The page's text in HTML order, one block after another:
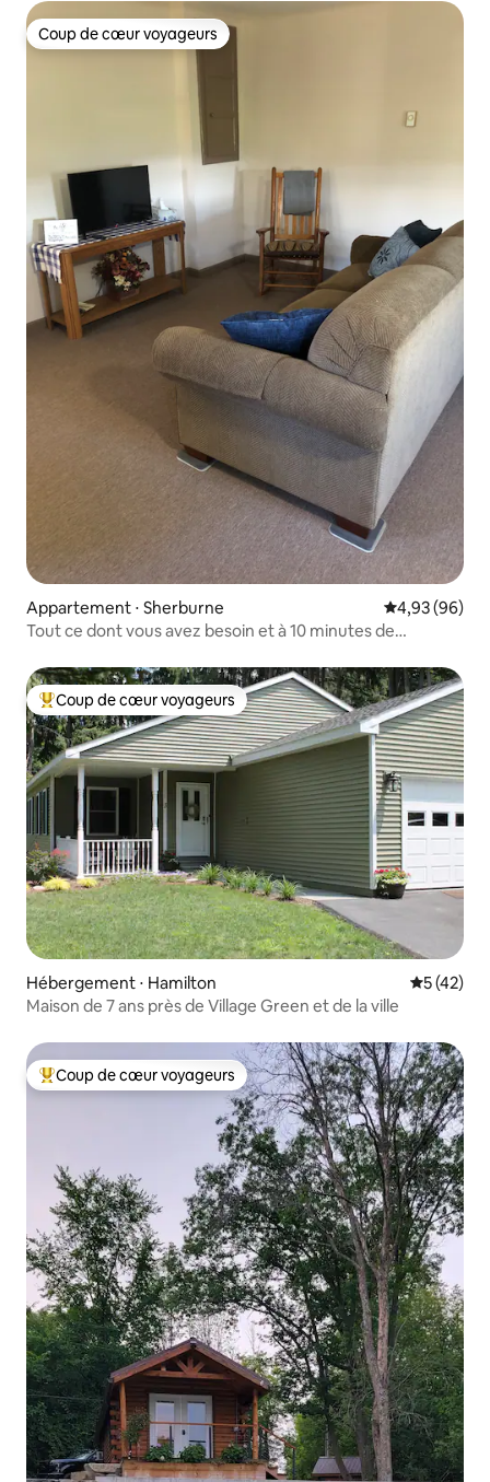
Coup de cœur voyageurs
Coup de cœur voyageurs
Appartement ⋅ Sherburne Évaluation
4,93 (96)
Tout ce dont vous avez besoin et à 10 minutes de
Coups de cœur voyageurs les plus appréciés
Coup de cœur voyageurs
Hébergement ⋅ Hamilton
5 (42)
Maison de 7 ans près de Village Green et de la ville
Coups de cœur voyageurs les plus appréciés
Coup de cœur voyageurs